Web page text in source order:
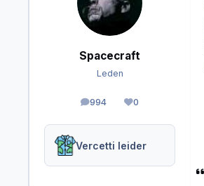
Spacecraft
Leden
994
berichten0
Reputation
Vercetti leider